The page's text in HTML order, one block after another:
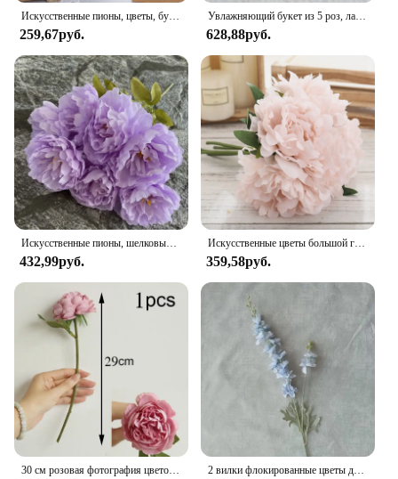
Искусственные пионы, цветы, букет невесты для свадьбы, супермаркета, украшение для гостиной, домашнее искусственное украшение, дешево
259,67руб.
Увлажняющий букет из 5 роз, латексные Искусственные цветы на ощупь, Свадебный букет невесты, Декор для дома, дня рождения
628,88руб.
432,99руб.
Искусственные цветы большой гортензии 5 шт., белый пион, букет невесты, искусственные цветы для украшения дома, свадьбы, гостиной
359,58руб.
2 вилки флокированные цветы дельфинима ветка шелковые искусственные цветы для дома свадебное украшение отеля Fleur Artificielle 1 шт. цветок